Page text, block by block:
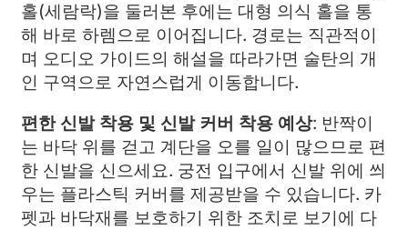
홀(세람락)을 둘러본 후에는 대형 의식 홀을 통
해 바로 하렘으로 이어집니다. 경로는 직관적이
며 오디오 가이드의 해설을 따라가면 술탄의 개
인 구역으로 자연스럽게 이동합니다.
편한 신발 착용 및 신발 커버 착용 예상: 반짝이
는 바닥 위를 걷고 계단을 오를 일이 많으므로 편
한 신발을 신으세요. 궁전 입구에서 신발 위에 씌
우는 플라스틱 커버를 제공받을 수 있습니다. 카
펫과 바닥재를 보호하기 위한 조치로 보기에 다